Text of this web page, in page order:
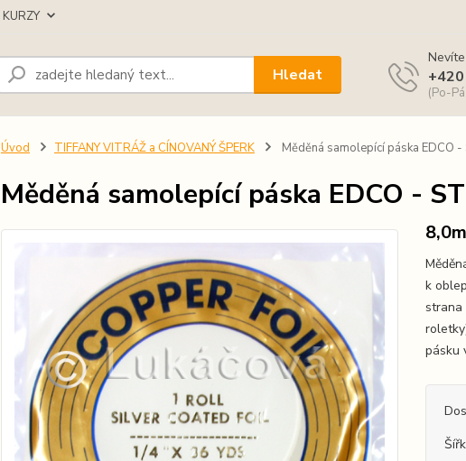
KURZY
Hledat
(Po-
Úvod TIFFANY VITRÁŽ a CÍNOVANÝ ŠPERK Měděná samolepící páska EDCO -
Měděná samolepící páska EDCO -
k
strana
pásku